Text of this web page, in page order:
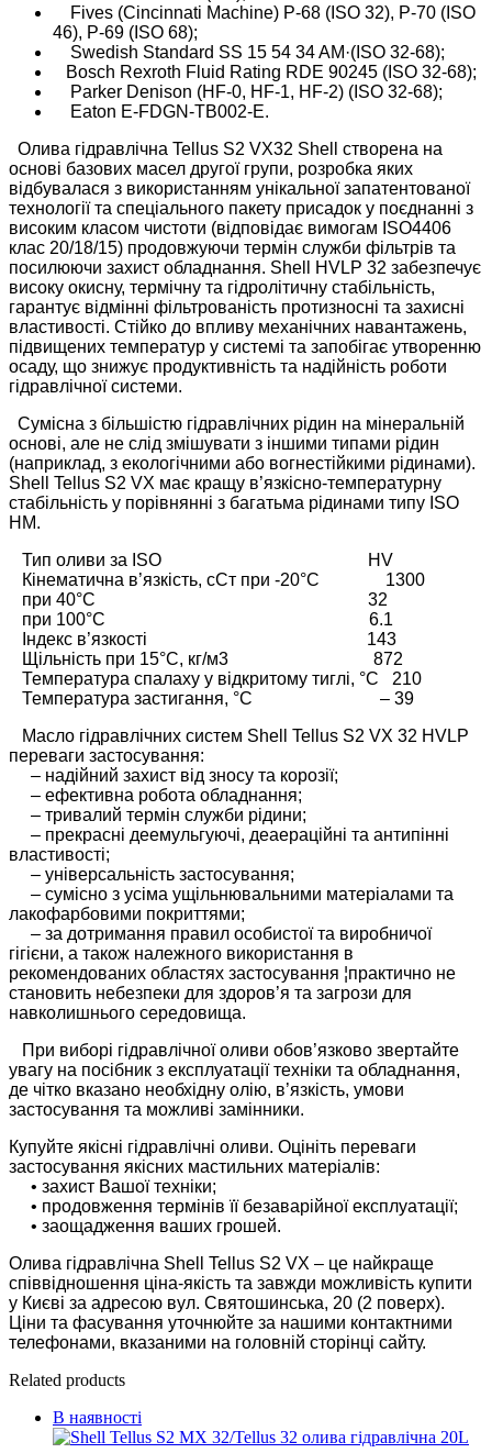
Fives (Cincinnati Machine) P-68 (ISO 32), P-70 (ISO
46), P-69 (ISO 68);
Swedish Standard SS 15 54 34 AM·(ISO 32-68);
Bosch Rexroth Fluid Rating RDE 90245 (ISO 32-68);
Parker Denison (HF-0, HF-1, HF-2) (ISO 32-68);
Eaton E-FDGN-TB002-E.
Олива гідравлічна Tellus S2 VX32 Shell створена на
основі базових масел другої групи, розробка яких
відбувалася з використанням унікальної запатентованої
технології та спеціального пакету присадок у поєднанні з
високим класом чистоти (відповідає вимогам ISO4406
клас 20/18/15) продовжуючи термін служби фільтрів та
посилюючи захист обладнання. Shell HVLP 32 забезпечує
високу окисну, термічну та гідролітичну стабільність,
гарантує відмінні фільтрованість протизносні та захисні
властивості. Стійко до впливу механічних навантажень,
підвищених температур у системі та запобігає утворенню
осаду, що знижує продуктивність та надійність роботи
гідравлічної системи.
Сумісна з більшістю гідравлічних рідин на мінеральній
основі, але не слід змішувати з іншими типами рідин
(наприклад, з екологічними або вогнестійкими рідинами).
Shell Tellus S2 VX має кращу в’язкісно-температурну
стабільність у порівнянні з багатьма рідинами типу ISO
HM.
Тип оливи за ISO HV
Кінематична в’язкість, сСт при -20°C 1300
при 40°C 32
при 100°C 6.1
Індекс в’язкості 143
Щільність при 15°C, кг/м3 872
Температура спалаху у відкритому тиглі, °C 210
Температура застигання, °C – 39
Масло гідравлічних систем Shell Tellus S2 VX 32 HVLP
переваги застосування:
– надійний захист від зносу та корозії;
– ефективна робота обладнання;
– тривалий термін служби рідини;
– прекрасні деемульгуючі, деаераційні та антипінні
властивості;
– універсальність застосування;
– сумісно з усіма ущільнювальними матеріалами та
лакофарбовими покриттями;
– за дотримання правил особистої та виробничої
гігієни, а також належного використання в
рекомендованих областях застосування ¦практично не
становить небезпеки для здоров’я та загрози для
навколишнього середовища.
При виборі гідравлічної оливи обов’язково звертайте
увагу на посібник з експлуатації техніки та обладнання,
де чітко вказано необхідну олію, в’язкість, умови
застосування та можливі замінники.
Купуйте якісні гідравлічні оливи. Оцініть переваги
застосування якісних мастильних матеріалів:
• захист Вашої техніки;
• продовження термінів її безаварійної експлуатації;
• заощадження ваших грошей.
Олива гідравлічна Shell Tellus S2 VX – це найкраще
співвідношення ціна-якість та завжди можливість купити
у Києві за адресою вул. Святошинська, 20 (2 поверх).
Ціни та фасування уточнюйте за нашими контактними
телефонами, вказаними на головній сторінці сайту.
Related products
В наявності